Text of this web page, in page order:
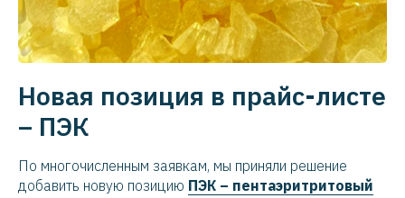
Новая позиция в прайс-листе
– ПЭК
По многочисленным заявкам, мы приняли решение
добавить новую позицию ПЭК – пентаэритритовый